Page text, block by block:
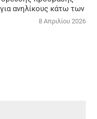
ανηλίκους κάτω των
8 Απριλίου 2026